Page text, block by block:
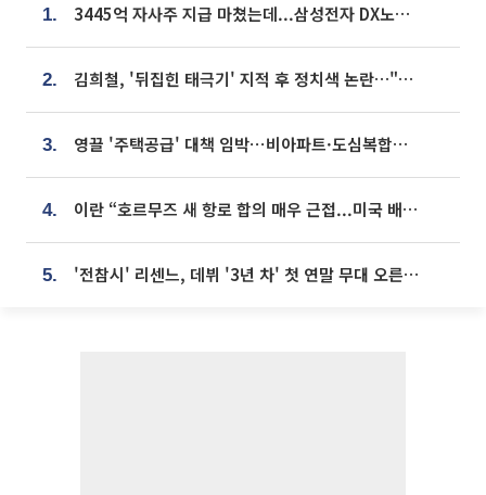
1. 3445억 자사주 지급 마쳤는데...삼성전자 DX노조, 뒤늦은 '떼쓰기 집회'
2. 김희철, '뒤집힌 태극기' 지적 후 정치색 논란…"좌우 떠나 우리나라 국기"
3. 영끌 '주택공급' 대책 임박⋯비아파트·도심복합까지 총동원
4. 이란 “호르무즈 새 항로 합의 매우 근접...미국 배상 먼저”
5. '전참시' 리센느, 데뷔 '3년 차' 첫 연말 무대 오른다⋯"그동안 섭외 안 와"